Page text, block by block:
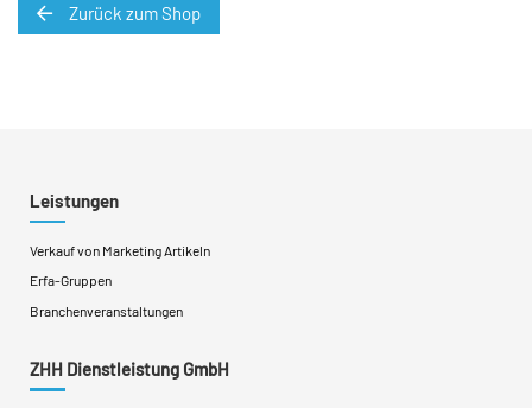
Zurück zum Shop
Leistungen
Verkauf von Marketing Artikeln
Erfa-Gruppen
Branchenveranstaltungen
ZHH Dienstleistung GmbH